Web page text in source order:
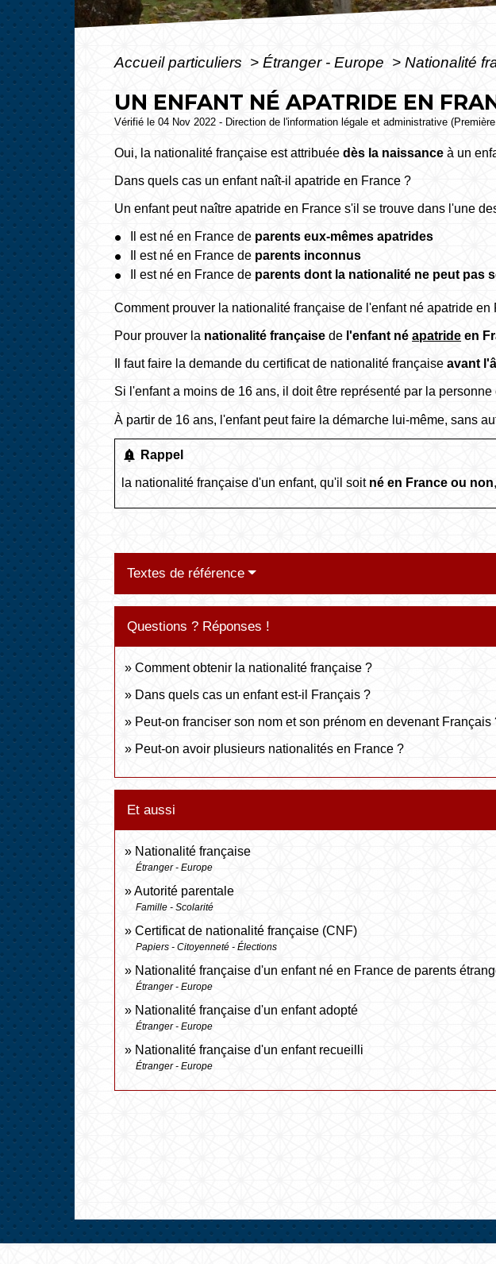
Accueil particuliers > Étranger - Europe > Nationalité
UN ENFANT NÉ APATRIDE EN
Vérifié le 04 Nov 2022 - Direction de l'information légale et administrative
Oui, la nationalité française est attribuéedès la naissance à un
Dans quels cas un enfant naît-il apatride en France ?
Un enfant peut naître apatride en France s'il se trouve dans l'une
Il est né en France de parents eux-mêmes apatrides
Il est né en France de parents inconnus
Il est né en France de parents dont la nationalité ne peut pas
Comment prouver la nationalité française de l'enfant né apatride en
Pour prouver la nationalité française de l'enfant néapatride en
Il faut faire la demande du certificat de nationalité françaiseavant
Si l'enfant a moins de 16 ans, il doit être représenté par la personne
À partir de 16 ans, l'enfant peut faire la démarche lui-même, sans
notification_important Rappel
la nationalité française d'un enfant, qu'il soit né en France ou non
Textes de référence
Questions ? Réponses !
Comment obtenir la nationalité française ?
Dans quels cas un enfant est-il Français ?
Peut-on franciser son nom et son prénom en devenant Français
Peut-on avoir plusieurs nationalités en France ?
Et aussi
Nationalité française
Étranger - Europe
Autorité parentale
Famille - Scolarité
Certificat de nationalité française (CNF)
Papiers - Citoyenneté - Élections
Nationalité française d'un enfant né en France de parents
Étranger - Europe
Nationalité française d'un enfant adopté
Étranger - Europe
Nationalité française d'un enfant recueilli
Étranger - Europe